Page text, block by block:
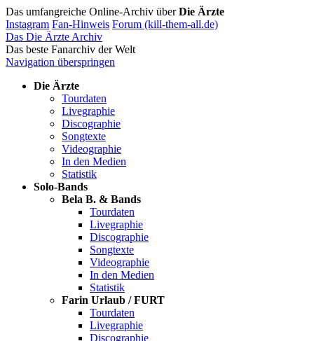
Das umfangreiche Online-Archiv überDie Ärzte
Instagram Fan-Hinweis Forum (kill-them-all.de)
Das Die Ärzte Archiv
Das beste Fanarchiv der Welt
Navigation überspringen
Die Ärzte
Tourdaten
Livegraphie
Discographie
Songtexte
Videographie
In den Medien
Statistik
Solo-Bands
Bela B. & Bands
Tourdaten
Livegraphie
Discographie
Songtexte
Videographie
In den Medien
Statistik
Farin Urlaub / FURT
Tourdaten
Livegraphie
Discographie